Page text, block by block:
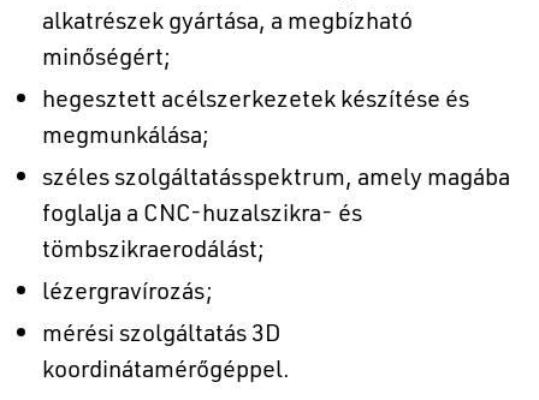
alkatrészek gyártása, a megbízható
minőségért;
hegesztett acélszerkezetek készítése és
megmunkálása;
széles szolgáltatásspektrum, amely magába
foglalja a CNC-huzalszikra- és
tömbszikraerodálást;
lézergravírozás;
mérési szolgáltatás 3D
koordinátamérőgéppel.